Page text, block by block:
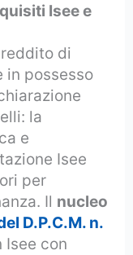
Isee e
di
in possesso
la
e
Isee
per
Il nucleo
D.P.C.M. n.
Isee con